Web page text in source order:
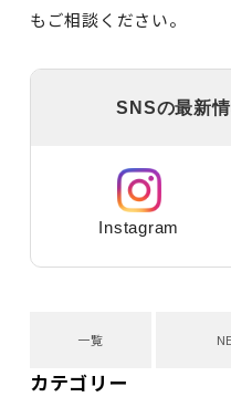
もご相談ください。
SNSの最新
Instagram
一覧
カテゴリー